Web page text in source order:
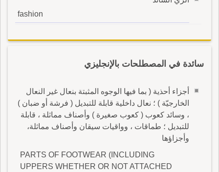
fashion
سائدة في المصطلحات بالإنجليزي
أجزاء أحذية ( بما فيها الوجوه المثبتة بنعال غير النعال
الخارجيّة ) ؛ نعال داخلية قابلة للتبديل ( فرشة أو ضبان )
، وسائد كعوب ( كعوب صغيرة ) وأصناف مماثلة ، قابلة
للتبديل ؛ طماقات ، وواقيات سيقان وأصناف مماثلة،
وأجزاؤها
PARTS OF FOOTWEAR (INCLUDING
UPPERS WHETHER OR NOT ATTACHED